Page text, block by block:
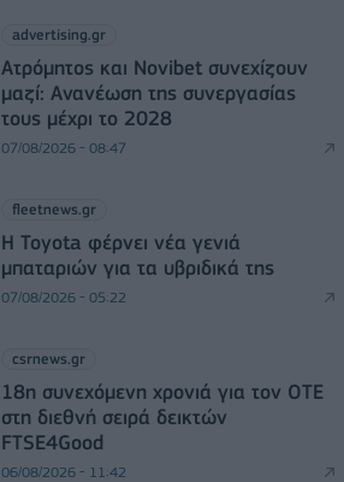
advertising.gr
Ατρόμητος και Novibet συνεχίζουν
μαζί: Ανανέωση της συνεργασίας
τους μέχρι το 2028
07/08/2026 - 08:47
fleetnews.gr
Η Toyota φέρνει νέα γενιά
μπαταριών για τα υβριδικά της
07/08/2026 - 05:22
csrnews.gr
18η συνεχόμενη χρονιά για τον ΟΤΕ
στη διεθνή σειρά δεικτών
FTSE4Good
06/08/2026 - 11:42